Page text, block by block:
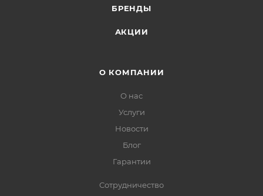
БРЕНДЫ
АКЦИИ
О КОМПАНИИ
О нас
Услуги
Новости
Блог
Гарантии
Сотрудничество